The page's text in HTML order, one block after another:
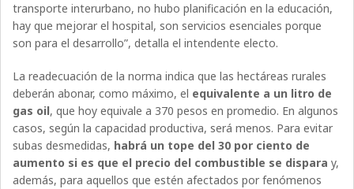
transporte interurbano, no hubo planificación en la educación,
hay que mejorar el hospital, son servicios esenciales porque
son para el desarrollo”, detalla el intendente electo.
La readecuación de la norma indica que las hectáreas rurales
deberán abonar, como máximo, el equivalente a un litro de
gas oil, que hoy equivale a 370 pesos en promedio. En algunos
casos, según la capacidad productiva, será menos. Para evitar
subas desmedidas, habrá un tope del 30 por ciento de
aumento si es que el precio del combustible se dispara y,
además, para aquellos que estén afectados por fenómenos